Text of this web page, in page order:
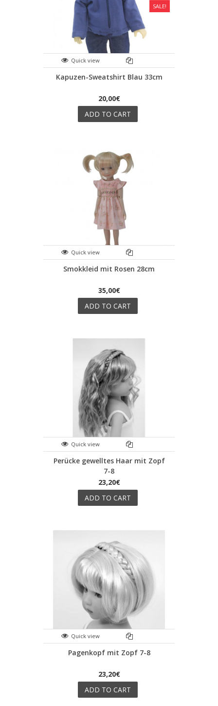
SALE!
Quick view
Kapuzen-Sweatshirt Blau 33cm
20,00€
ADD TO CART
Quick view
Smokkleid mit Rosen 28cm
35,00€
ADD TO CART
Quick view
Perücke gewelltes Haar mit Zopf
7-8
23,20€
ADD TO CART
Quick view
Pagenkopf mit Zopf 7-8
23,20€
ADD TO CART